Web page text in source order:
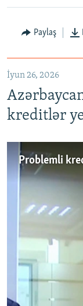
Auto
Paylaş
İyun 26, 2026
kreditlər
Problemli